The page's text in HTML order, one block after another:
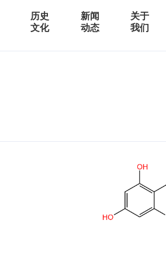
历史
文化
新闻
动态
关于
我们